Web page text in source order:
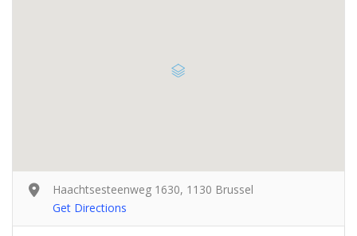
Haachtsesteenweg 1630, 1130 Brussel
Get Directions